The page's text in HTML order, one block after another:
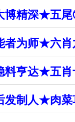
博精深★五
者为师★六
料亨达★五
发制人★肉